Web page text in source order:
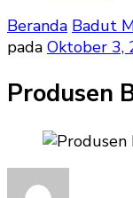
Beranda Badut
pada Oktober 3,
Produsen